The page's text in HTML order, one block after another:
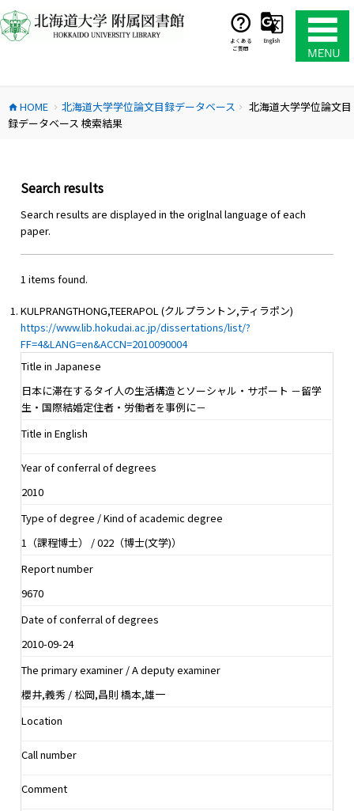
ン
テ
ス
キ
よくある
ご質問
English
home HOME chevron_right 北海道大学学位論文目録データベース chevron_right
北海道大学学位論文目
録データベース 検索結果
Search results
Search results are displayed in the origlnal language of each
paper.
1 items found.
KULPRANGTHONG,TEERAPOL (クルプラントン,ティラポン)
https://www.lib.hokudai.ac.jp/dissertations/list/?
FF=4&LANG=en&ACCN=2010090004
Title in Japanese
日本に滞在するタイ人の生活構造とソーシャル・サポート －留学
生・国際結婚定住者・労働者を事例に－
Title in English
Year of conferral of degrees
2010
Type of degree / Kind of academic degree
1（課程博士） / 022（博士(文学)）
Report number
9670
Date of conferral of degrees
2010-09-24
The primary examiner / A deputy examiner
櫻井,義秀 / 松岡,昌則 橋本,雄一
Location
Call number
Comment